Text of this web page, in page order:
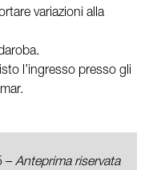
variazioni alla
l’ingresso presso gli
– Anteprima riservata